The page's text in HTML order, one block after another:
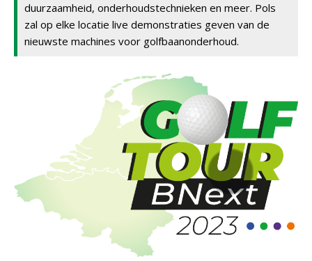
duurzaamheid, onderhoudstechnieken en meer. Pols
zal op elke locatie live demonstraties geven van de
nieuwste machines voor golfbaanonderhoud.